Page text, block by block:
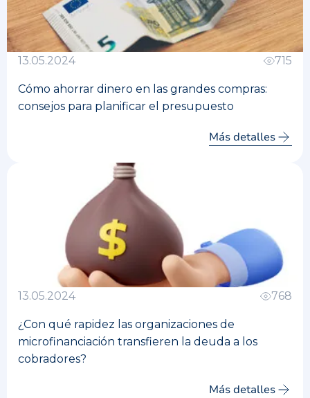
13.05.2024 715
Cómo ahorrar dinero en las grandes compras:
consejos para planificar el presupuesto
Más detalles
13.05.2024 768
¿Con qué rapidez las organizaciones de
microfinanciación transfieren la deuda a los
cobradores?
Más detalles